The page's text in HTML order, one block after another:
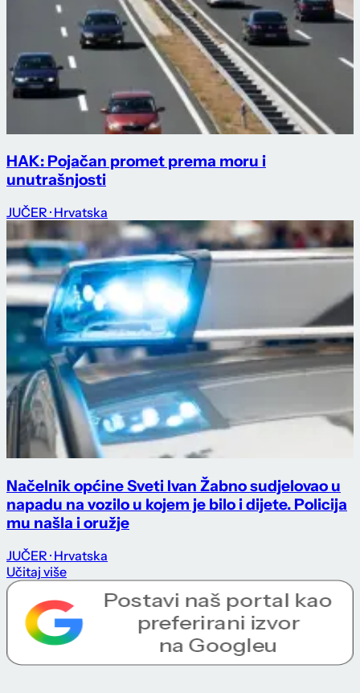
HAK: Pojačan promet prema moru i
unutrašnjosti
JUČER · Hrvatska
Načelnik općine Sveti Ivan Žabno sudjelovao u
napadu na vozilo u kojem je bilo i dijete. Policija
mu našla i oružje
JUČER · Hrvatska
Učitaj više